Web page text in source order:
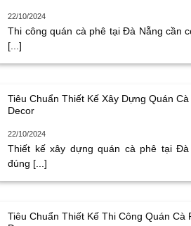
22/10/2024
Thi công quán cà phê tại Đà Nẵng cần
[...]
Tiêu Chuẩn Thiết Kế Xây Dựng Quán
Decor
22/10/2024
Thiết kế xây dựng quán cà phê tại Đà
đúng [...]
Tiêu Chuẩn Thiết Kế Thi Công Quán Cà